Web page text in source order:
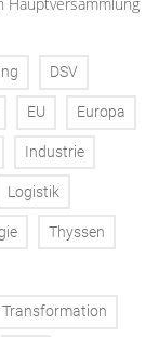
DSV
EU Europa
Industrie
Logistik
Thyssen
Transformation